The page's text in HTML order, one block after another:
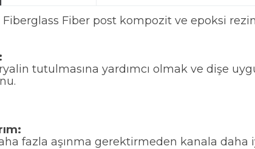
Fiber post kompozit ve epoksi
tutulmasına yardımcı olmak ve dişe
fazla aşınma gerektirmeden kanala daha